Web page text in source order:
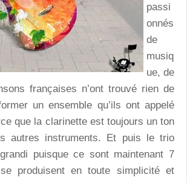
passi
onnés
de
musiq
ue, de
françaises n’ont trouvé rien de
un ensemble qu’ils ont appelé
que la clarinette est toujours un ton
autres instruments. Et puis le trio
puisque ce sont maintenant 7
produisent en toute simplicité et